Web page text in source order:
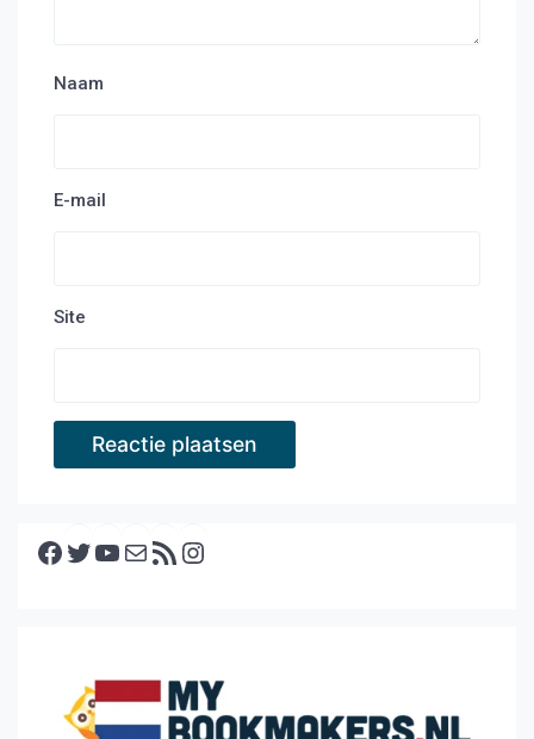
Naam
E-mail
Site
Facebook Twitter YouTube E-mail RSS feed